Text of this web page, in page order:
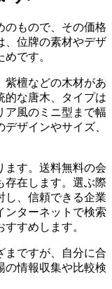
のもので、その価格
、位牌の素材やデザ
です。
紫檀などの木材があ
的な唐木、タイプは
ア風のミニ型まで幅
ザインやサイズ、
ます。送料無料の会
存在します。選ぶ際
し、信頼できる企業
ンターネットで検索
すめします。
まですが、自分に合
の情報収集や比較検